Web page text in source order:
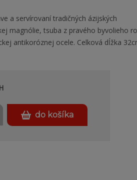
a servírovaní tradičných ázijských
magnólie, tsuba z pravého byvolieho
antikoróznej ocele. Celková dĺžka
do košíka